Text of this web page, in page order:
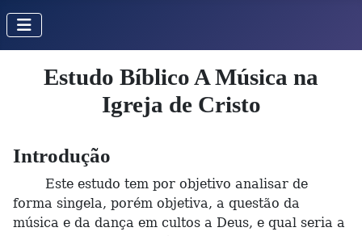
Estudo Bíblico A Música na
Igreja de Cristo
Introdução
Este estudo tem por objetivo analisar de
forma singela, porém objetiva, a questão da
música e da dança em cultos a Deus, e qual seria a